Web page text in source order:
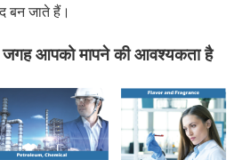
बन जाते हैं।
जगह आपको मापने की आवश्यकता है